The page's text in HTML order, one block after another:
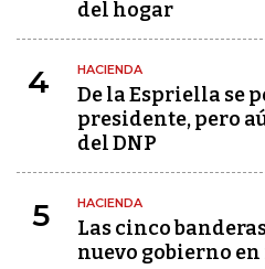
del hogar
4 HACIENDA
De la Espriella se
presidente, pero
del DNP
5 HACIENDA
Las cinco
nuevo gobierno